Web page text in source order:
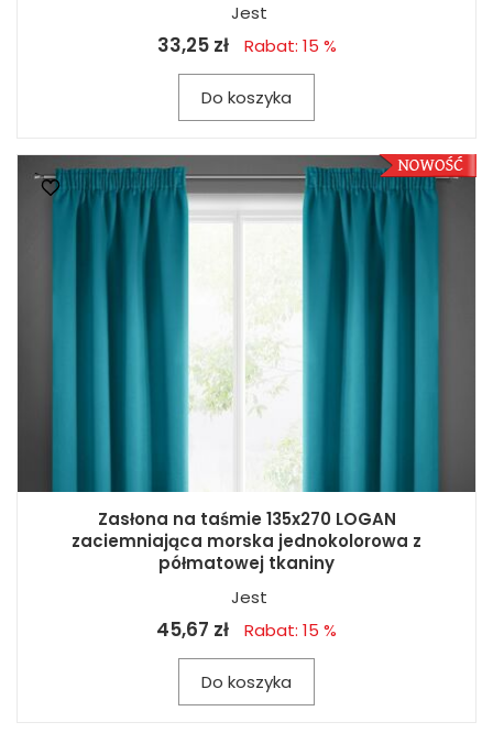
Jest
33,25 zł Rabat: 15 %
Do koszyka
Zasłona na taśmie 135x270 LOGAN
zaciemniająca morska jednokolorowa z
półmatowej tkaniny
Jest
45,67 zł Rabat: 15 %
Do koszyka